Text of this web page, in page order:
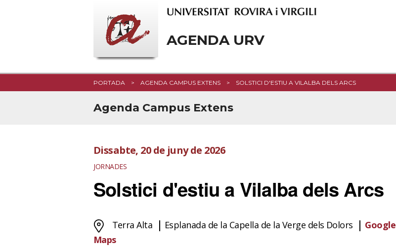
AGENDA URV
PORTADA AGENDA CAMPUS EXTENS SOLSTICI D'ESTIU A VILALBA DELS ARCS
Agenda Campus Extens
Dissabte, 20 de juny de 2026
JORNADES
Solstici d'estiu a Vilalba dels Arcs
Terra Alta Esplanada de la Capella de la Verge dels Dolors
Google
Maps